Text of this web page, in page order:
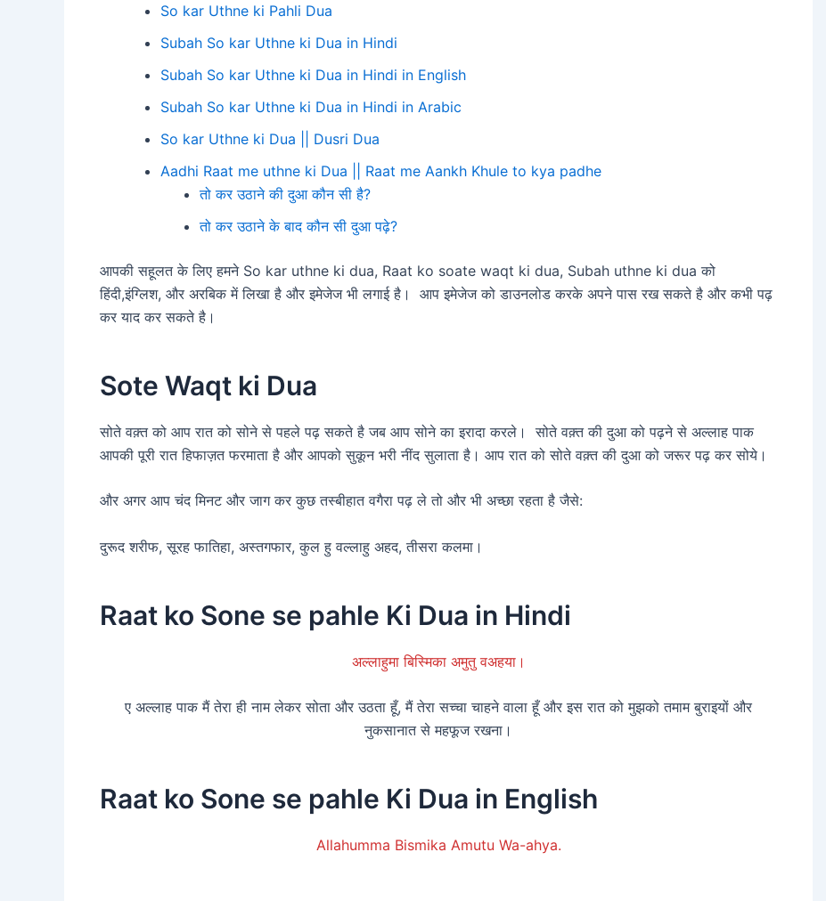
So kar Uthne ki Pahli Dua
Subah So kar Uthne ki Dua in Hindi
Subah So kar Uthne ki Dua in Hindi in English
Subah So kar Uthne ki Dua in Hindi in Arabic
So kar Uthne ki Dua || Dusri Dua
Aadhi Raat me uthne ki Dua || Raat me Aankh Khule to kya padhe
तो कर उठाने की दुआ कौन सी है?
तो कर उठाने के बाद कौन सी दुआ पढ़े?
आपकी सहूलत के लिए हमने So kar uthne ki dua, Raat ko soate waqt ki dua, Subah uthne ki dua को
हिंदी,इंग्लिश, और अरबिक में लिखा है और इमेजेज भी लगाई है। आप इमेजेज को डाउनलोड करके अपने पास रख सकते है और कभी पढ़
कर याद कर सकते है।
Sote Waqt ki Dua
सोते वक़्त को आप रात को सोने से पहले पढ़ सकते है जब आप सोने का इरादा करले। सोते वक़्त की दुआ को पढ़ने से अल्लाह पाक
आपकी पूरी रात हिफाज़त फरमाता है और आपको सुकून भरी नींद सुलाता है। आप रात को सोते वक़्त की दुआ को जरूर पढ़ कर सोये।
और अगर आप चंद मिनट और जाग कर कुछ तस्बीहात वगैरा पढ़ ले तो और भी अच्छा रहता है जैसे:
दुरूद शरीफ, सूरह फातिहा, अस्तगफार, कुल हु वल्लाहु अहद, तीसरा कलमा।
Raat ko Sone se pahle Ki Dua in Hindi
अल्लाहुमा बिस्मिका अमुतु वअहया।
ए अल्लाह पाक मैं तेरा ही नाम लेकर सोता और उठता हूँ, मैं तेरा सच्चा चाहने वाला हूँ और इस रात को मुझको तमाम बुराइयों और
नुकसानात से महफूज रखना।
Raat ko Sone se pahle Ki Dua in English
Allahumma Bismika Amutu Wa-ahya.